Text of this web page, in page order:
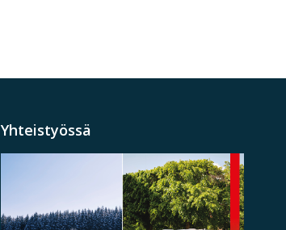
Yhteistyössä